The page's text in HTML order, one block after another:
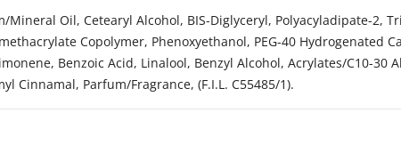
Oil, Cetearyl Alcohol, BIS-Diglyceryl, Polyacyladipate-2,
Copolymer, Phenoxyethanol, PEG-40 Hydrogenated
Benzoic Acid, Linalool, Benzyl Alcohol, Acrylates/C10-30
Cinnamal, Parfum/Fragrance, (F.I.L. C55485/1).